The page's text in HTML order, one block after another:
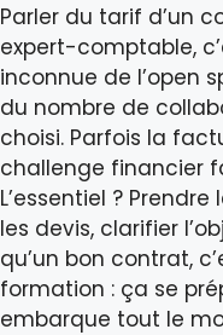
Parler du tarif d’un
expert-comptable,
inconnue de l’open
du nombre de
choisi. Parfois la
challenge financier
L’essentiel ?
les devis, clarifier
qu’un bon contrat,
formation : ça se
embarque tout le